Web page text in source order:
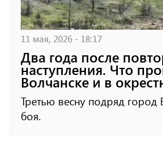
11 мая, 2026 - 18:17
Два года после
наступления. Что
Волчанске и в
Третью весну подряд
боя.